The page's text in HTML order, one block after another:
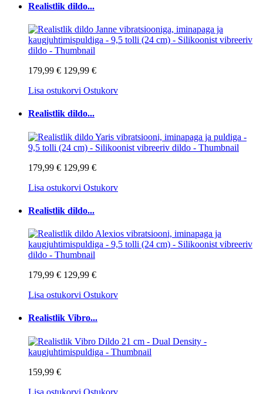
Realistlik dildo...
179,99 € 129,99 €
Lisa ostukorvi Ostukorv
Realistlik dildo...
179,99 € 129,99 €
Lisa ostukorvi Ostukorv
Realistlik dildo...
179,99 € 129,99 €
Lisa ostukorvi Ostukorv
Realistlik Vibro...
159,99 €
Lisa ostukorvi Ostukorv